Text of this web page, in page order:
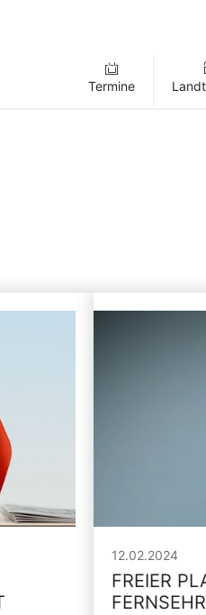
Termine
12.02.2024
FREIER